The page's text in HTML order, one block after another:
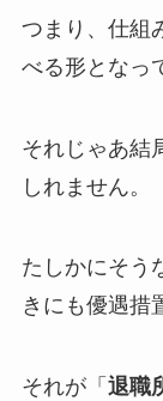
つまり、仕組
べる形となっ
それじゃあ結
しれません。
たしかにそう
きにも優遇措
それが「 退職